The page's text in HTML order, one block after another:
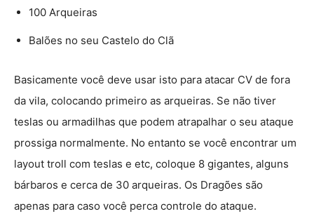
100 Arqueiras
Balões no seu Castelo do Clã
Basicamente você deve usar isto para atacar CV de fora
da vila, colocando primeiro as arqueiras. Se não tiver
teslas ou armadilhas que podem atrapalhar o seu ataque
prossiga normalmente. No entanto se você encontrar um
layout troll com teslas e etc, coloque 8 gigantes, alguns
bárbaros e cerca de 30 arqueiras. Os Dragões são
apenas para caso você perca controle do ataque.